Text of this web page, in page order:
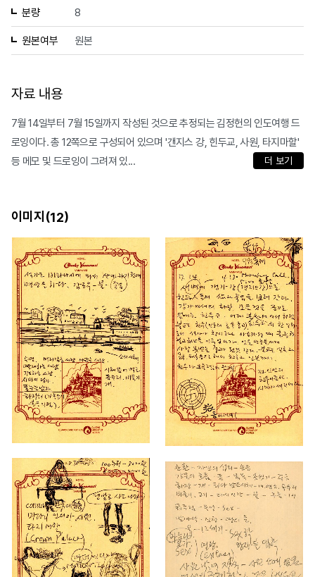
분량 8
원본여부 원본
자료 내용
7월 14일부터 7월 15일까지 작성된 것으로 추정되는 김정헌의 인도여행 드
로잉이다. 총 12쪽으로 구성되어 있으며 '갠지스 강, 힌두교, 사원, 타지마할'
등 메모 및 드로잉이 그려져 있...
더 보기
이미지(12)